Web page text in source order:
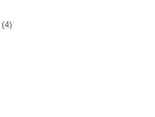
(4)